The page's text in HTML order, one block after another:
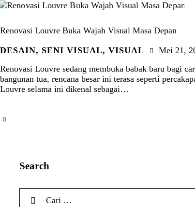
Renovasi Louvre Buka Wajah Visual Masa Depan
DESAIN, SENI VISUAL, VISUAL Mei 21,
Renovasi Louvre sedang membuka babak baru bagi
bangunan tua, rencana besar ini terasa seperti
Louvre selama ini dikenal sebagai…
Search